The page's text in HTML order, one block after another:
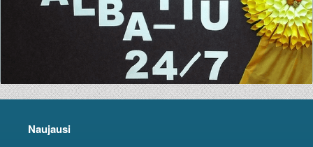
Naujausi